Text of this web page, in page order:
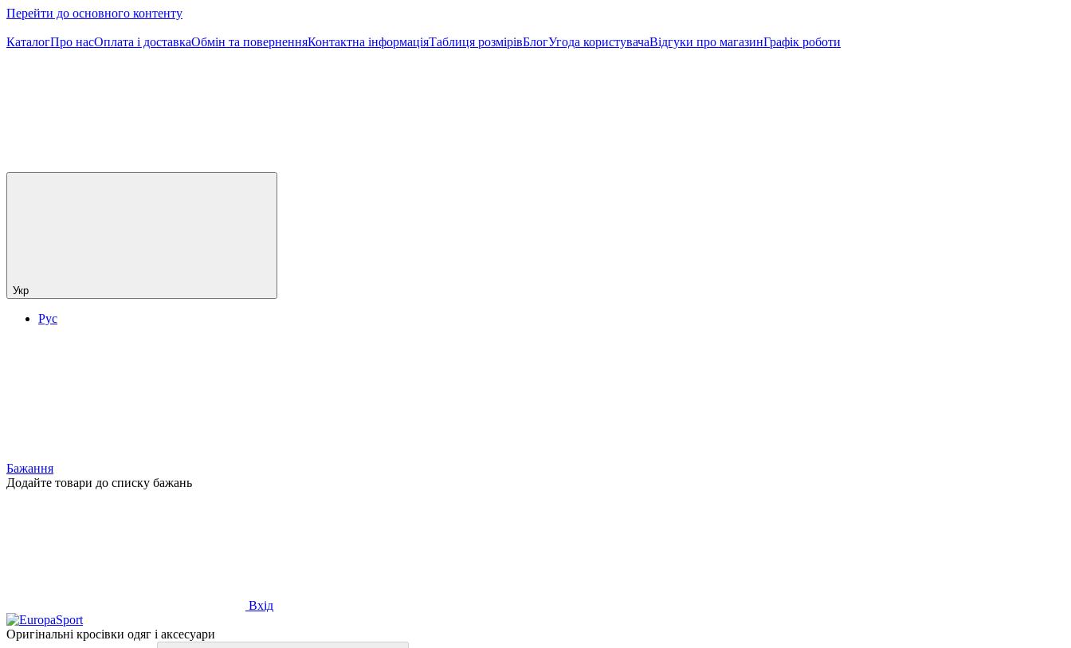
Перейти до основного контенту
КаталогПро насОплата і доставкаОбмін та поверненняКонтактна інформаціяТаблиця розмірівБлогУгода користувачаВідгуки про магазинГрафік роботи
Укр
Рус
Бажання
Додайте товари до списку бажань
Вхід
Оригінальні кросівки одяг і аксесуари